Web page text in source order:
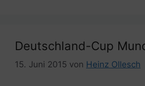
Deutschland-Cup
15. Juni 2015 von Heinz Ollesch